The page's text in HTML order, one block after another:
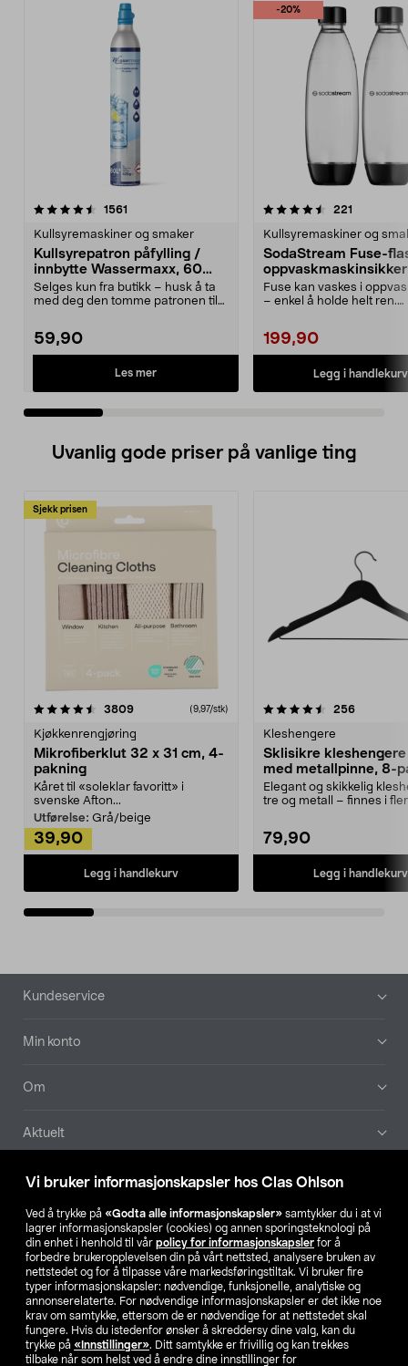
Vi bruker informasjonskapsler hos Clas Ohlson
Ved å trykke på «Godta alle informasjonskapsler» samtykker du i at vi
lagrer informasjonskapsler (cookies) og annen sporingsteknologi på
din enhet i henhold til vår policy for informasjonskapsler for å
forbedre brukeropplevelsen din på vårt nettsted, analysere bruken av
nettstedet og for å tilpasse våre markedsføringstiltak. Vi bruker fire
typer informasjonskapsler: nødvendige, funksjonelle, analytiske og
annonserelaterte. For nødvendige informasjonskapsler er det ikke noe
krav om samtykke, ettersom de er nødvendige for at nettstedet skal
fungere. Hvis du istedenfor ønsker å skreddersy dine valg, kan du
trykke på «Innstillinger». Ditt samtykke er frivillig og kan trekkes
tilbake når som helst ved å endre dine innstillinger for
1561
Kullsyremaskiner og smaker
Kullsyrepatron påfylling /
innbytte Wassermaxx, 60
liter
Selges kun fra butikk – husk å ta
med deg den tomme patronen til
59,90
Les mer
-20%
4.5 av 5 stjerner 221
Kullsyremaskiner og
SodaStream Fuse-
oppvaskmaskinsikker
pakning
Fuse kan vaskes i
– enkel å holde helt ren.
199,90
Legg i handlekurv
4.5 av 5 stjerner
Uvanlig gode priser på vanlige ting
Sjekk prisen
3809anmeldelser(9,97/stk)
Kjøkkenrengjøring
Mikrofiberklut 32 x 31 cm, 4-
pakning
Kåret til «soleklar favoritt» i
svenske Afton...
Utførelse: Grå/beige
39,90
Legg i handlekurv
4.5av 5 stjerner 256
Kleshengere
Sklisikre
med metallpinne, 8-
Elegant og skikkelig
tre og metall – finnes i
79,90
Legg i handlekurv
4.5av 5 stjerner
Bunntekst
Kundeservice
Min konto
Om
Aktuelt
Våre selskaper
Finn din butikk
SE NO FI